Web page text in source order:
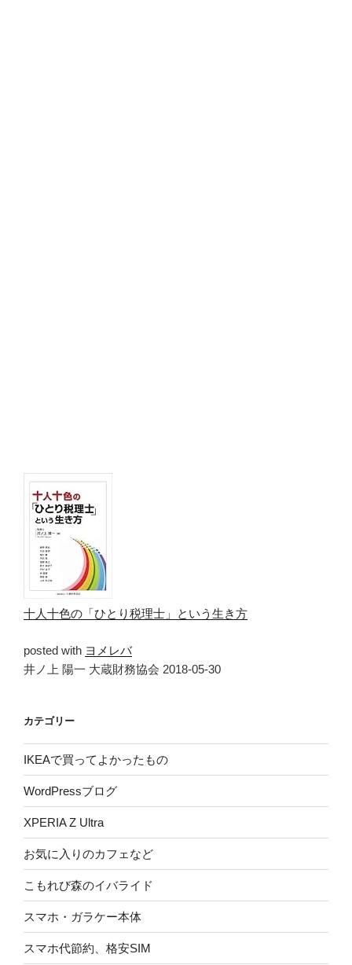
十人十色の「ひとり税理士」という生き方
posted with ヨメレバ
井ノ上 陽一 大蔵財務協会 2018-05-30
カテゴリー
IKEAで買ってよかったもの
WordPressブログ
XPERIA Z Ultra
お気に入りのカフェなど
こもれび森のイバライド
スマホ・ガラケー本体
スマホ代節約、格安SIM